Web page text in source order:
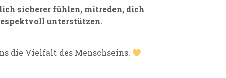
sicherer fühlen, mitreden, dich
unterstützen.
die Vielfalt des Menschseins.